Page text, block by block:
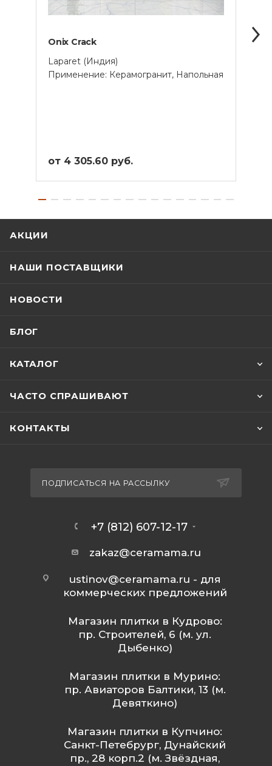
Oniх Crack
Laparet (Индия)
Применение: Керамогранит, Напольная
от 4 305.60 руб.
АКЦИИ
НАШИ ПОСТАВЩИКИ
НОВОСТИ
БЛОГ
КАТАЛОГ
ЧАСТО СПРАШИВАЮТ
КОНТАКТЫ
ПОДПИСАТЬСЯ НА РАССЫЛКУ
+7 (812) 607-12-17
zakaz@ceramama.ru
ustinov@ceramama.ru - для
коммерческих предложений
Магазин плитки в Кудрово:
пр. Строителей, 6 (м. ул.
Дыбенко)
Магазин плитки в Мурино:
пр. Авиаторов Балтики, 13 (м.
Девяткино)
Магазин плитки в Купчино:
Санкт-Петебрург, Дунайский
пр., 28 корп.2 (м. Звёздная,